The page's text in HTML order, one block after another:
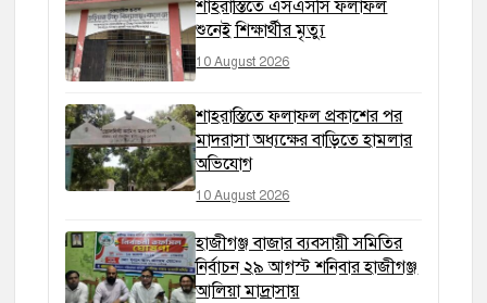
শাহরাস্তিতে এসএসসি ফলাফল
শুনেই শিক্ষার্থীর মৃত্যু
10 August 2026
শাহরাস্তিতে ফলাফল প্রকাশের পর
মাদরাসা অধ্যক্ষের বাড়িতে হামলার
অভিযোগ
10 August 2026
হাজীগঞ্জ বাজার ব্যবসায়ী সমিতির
নির্বাচন ২৯ আগস্ট শনিবার হাজীগঞ্জ
আলিয়া মাদ্রাসায়